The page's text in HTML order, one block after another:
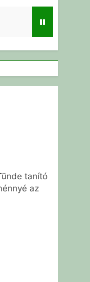
tanító
az